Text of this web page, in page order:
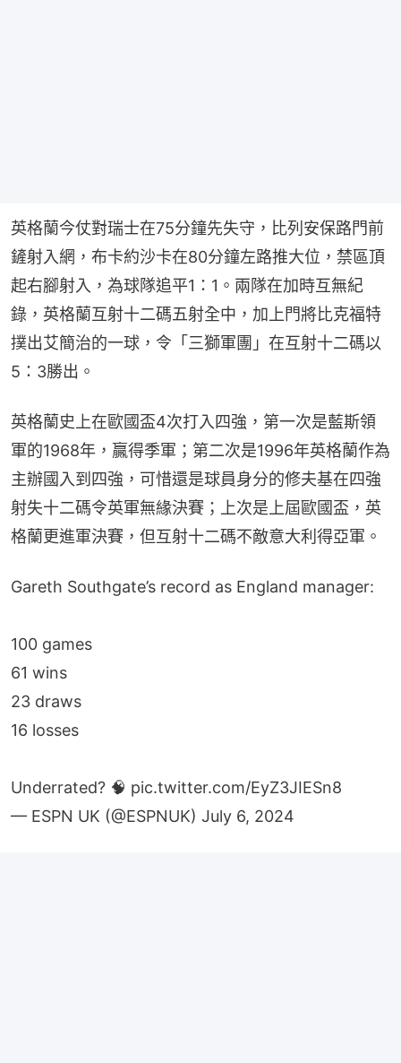
英格蘭今仗對瑞士在75分鐘先失守，比列安保路門前
鏟射入網，布卡約沙卡在80分鐘左路推大位，禁區頂
起右腳射入，為球隊追平1：1。兩隊在加時互無紀
錄，英格蘭互射十二碼五射全中，加上門將比克福特
撲出艾簡治的一球，令「三獅軍團」在互射十二碼以
5：3勝出。
英格蘭史上在歐國盃4次打入四強，第一次是藍斯領
軍的1968年，贏得季軍；第二次是1996年英格蘭作為
主辦國入到四強，可惜還是球員身分的修夫基在四強
射失十二碼令英軍無緣決賽；上次是上屆歐國盃，英
格蘭更進軍決賽，但互射十二碼不敵意大利得亞軍。
Gareth Southgate’s record as England manager:
100 games
61 wins
23 draws
16 losses
Underrated? 🧠 pic.twitter.com/EyZ3JIESn8
— ESPN UK (@ESPNUK) July 6, 2024